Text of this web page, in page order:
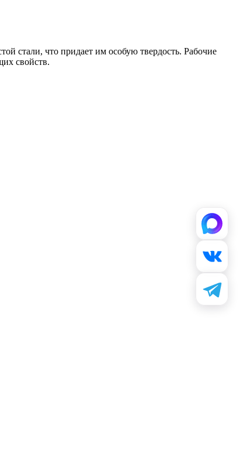
стали, что придает им особую твердость. Рабочие
свойств.